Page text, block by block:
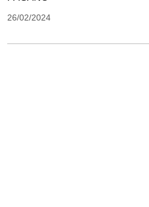
26/02/2024